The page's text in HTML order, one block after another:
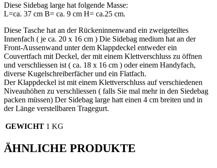
Diese Sidebag large hat folgende Masse:
L=ca. 37 cm B= ca. 9 cm H= ca.25 cm.
Diese Tasche hat an der Rückeninnenwand ein zweigeteiltes
Innenfach ( je ca. 20 x 16 cm ) Die Sidebag medium hat an der
Front-Aussenwand unter dem Klappdeckel entweder ein
Couvertfach mit Deckel, der mit einem Klettverschluss zu öffnen
und verschliessen ist ( ca. 18 x 16 cm ) oder einem Handyfach,
diverse Kugelschreiberfächer und ein Flatfach.
Der Klappdeckel ist mit einem Klettverschluss auf verschiedenen
Niveauhöhen zu verschliessen ( falls Sie mal mehr in den Siedebag
packen müssen) Der Sidebag large hatt einen 4 cm breiten und in
der Länge verstellbaren Tragegurt.
GEWICHT 1 KG
ÄHNLICHE PRODUKTE